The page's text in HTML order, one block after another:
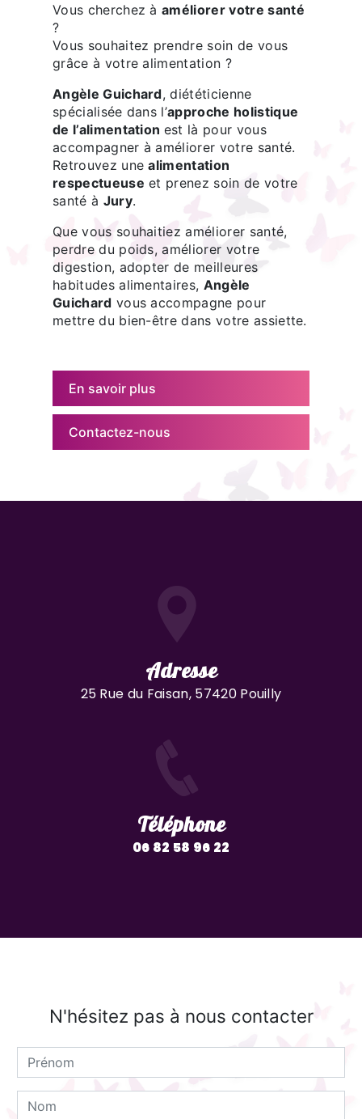
Vous cherchez àaméliorer votre santé
?
Vous souhaitez prendre soin de vous
grâce à votre alimentation ?
Angèle Guichard, diététicienne
spécialisée dans l’approche holistique
de l’alimentation est là pour vous
accompagner à améliorer votre santé.
Retrouvez unealimentation
respectueuse et prenez soin de votre
santé à Jury.
Que vous souhaitiez améliorer santé,
perdre du poids, améliorer votre
digestion, adopter de meilleures
habitudes alimentaires, Angèle
Guichard vous accompagne pour
mettre du bien-être dans votre assiette.
En savoir plus
Contactez-nous
Adresse
25 Rue du Faisan, 57420 Pouilly
Téléphone
06 82 58 96 22
N'hésitez pas à nous contacter